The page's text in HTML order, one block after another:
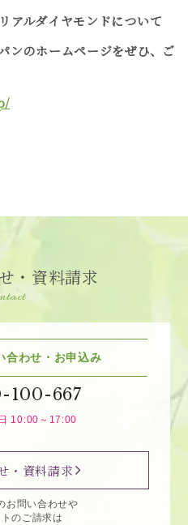
アルダイヤモンドについて
ンのホームページをぜひ、ご
・資料請求
合わせ・お申込み
100-667
10:00～17:00
・資料請求
お問い合わせや
のご請求は